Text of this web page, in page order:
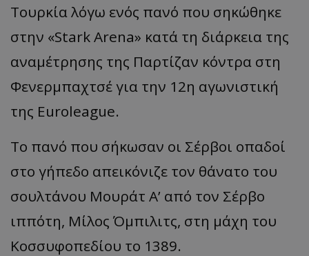
Τουρκία λόγω ενός πανό που σηκώθηκε
στην «Stark Arena» κατά τη διάρκεια της
αναμέτρησης της Παρτίζαν κόντρα στη
Φενερμπαχτσέ για την 12η αγωνιστική
της Euroleague.
Το πανό που σήκωσαν οι Σέρβοι οπαδοί
στο γήπεδο απεικόνιζε τον θάνατο του
σουλτάνου Μουράτ Α’ από τον Σέρβο
ιππότη, Μίλος Όμπιλιτς, στη μάχη του
Κοσσυφοπεδίου το 1389.